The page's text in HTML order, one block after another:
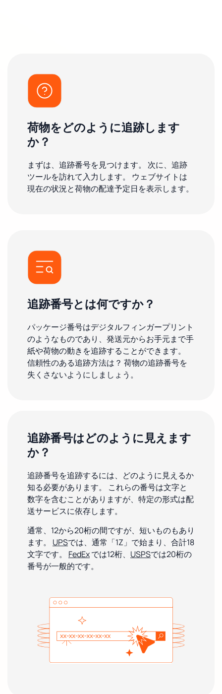
荷物をどのように追跡します
か？
まずは、追跡番号を見つけます。 次に、追跡
ツールを訪れて入力します。 ウェブサイトは
現在の状況と荷物の配達予定日を表示します。
追跡番号とは何ですか？
パッケージ番号はデジタルフィンガープリント
のようなものであり、発送元からお手元まで手
紙や荷物の動きを追跡することができます。
信頼性のある追跡方法は？ 荷物の追跡番号を
失くさないようにしましょう。
追跡番号はどのように見えます
か？
追跡番号を追跡するには、どのように見えるか
知る必要があります。 これらの番号は文字と
数字を含むことがありますが、特定の形式は配
送サービスに依存します。
通常、12から20桁の間ですが、短いものもあり
ます。 UPSでは、通常「1Z」で始まり、合計18
文字です。 FedExでは12桁、 USPSでは20桁の
番号が一般的です。